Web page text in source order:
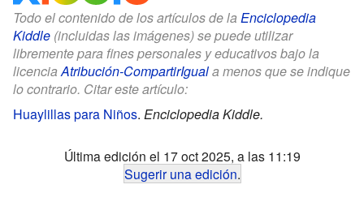
Todo el contenido de los artículos de la Enciclopedia
Kiddle (incluidas las imágenes) se puede utilizar
libremente para fines personales y educativos bajo la
licenciaAtribución-CompartirIguala menos que se indique
lo contrario. Citar este artículo:
Huaylillas para Niños. Enciclopedia Kiddle.
Última edición el 17 oct 2025, a las 11:19
Sugerir una edición.